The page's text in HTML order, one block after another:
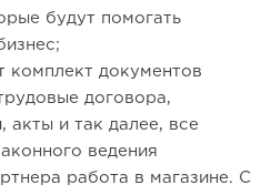
будут помогать
комплект документов
договора,
акты и так далее, все
ведения
работа в магазине. С